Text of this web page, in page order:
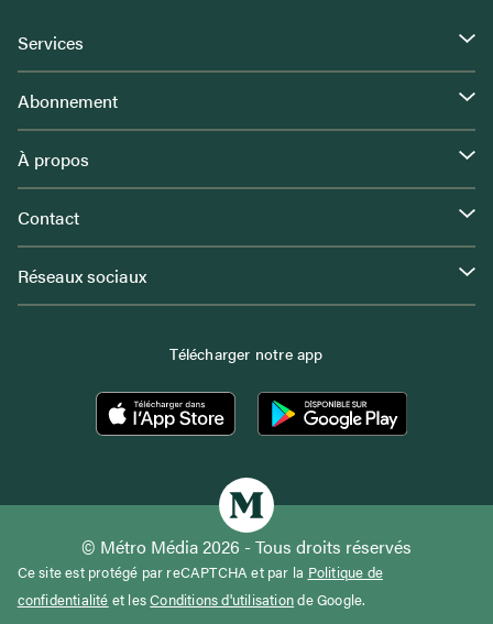
Services
Abonnement
À propos
Contact
Réseaux sociaux
Télécharger notre app
© Métro Média 2026 - Tous droits réservés
Ce site est protégé par reCAPTCHA et par la Politique de
confidentialité et lesConditions d'utilisationde Google.